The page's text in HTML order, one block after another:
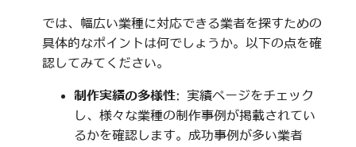
では、幅広い業種に対応できる業者を探すための
具体的なポイントは何でしょうか。以下の点を確
認してみてください。
制作実績の多様性: 実績ページをチェック
し、様々な業種の制作事例が掲載されてい
るかを確認します。成功事例が多い業者